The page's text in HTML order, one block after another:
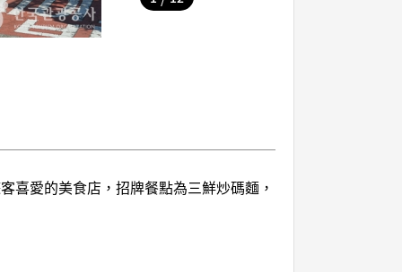
喜愛的美食店，招牌餐點為三鮮炒碼麵，